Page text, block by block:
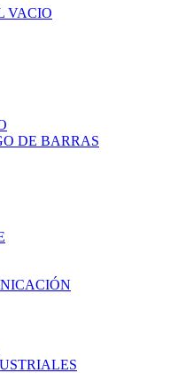
VACIO
DE BARRAS